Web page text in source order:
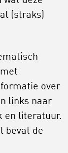
(straks)
over
links naar
en literatuur.
bevat de